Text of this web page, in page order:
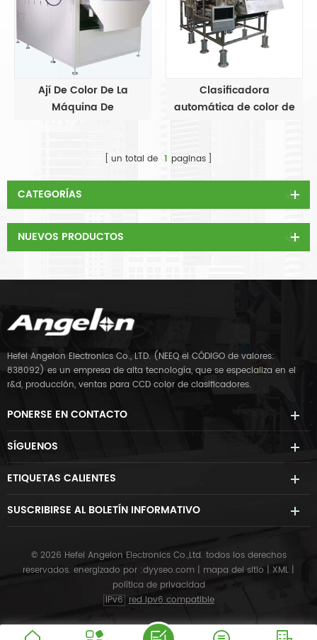
Ají De Color De La
Máquina De
Clasificadora
automática de color de
un total de 1 paginas
CATEGORÍAS
NUEVOS PRODUCTOS
Hefei Angelon Electronics Co., LTD. (NEEQ el CÓDIGO de valores:
838092) es un empresa de alta tecnología, que se especializa en el
r&d, producción, ventas para CCD color de clasificadores.
PONERSE EN CONTACTO
SÍGUENOS
ETIQUETAS CALIENTES
SUSCRIBIRSE AL BOLETÍN INFORMATIVO
© 2026 Hefei Angelon Electronics Co.,Ltd. todos los derechos
reservados. energizado por :dyyseo.com | mapa del sitio | XML |
política de privacidad
IPv6 red ipv6 compatible